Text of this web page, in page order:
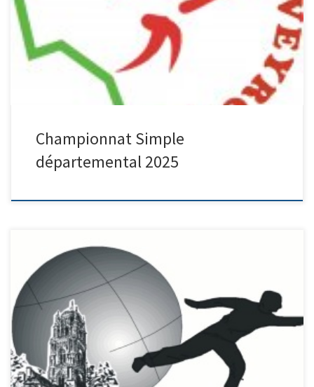
gid=106077880#gid=106077880 Déroulement du Week-end:
Samedi: Pour les M3 et M4: Début des parties à 14H précise
dépôt des licences 13H15. Les joueurs offices peuvent arriver pour
15H15. Dimanche: Pour les F4 et M4 (Qualifiés) début des parties à
8H30. Pour les F3 et M3 (Qualifiés) Début […]
Championnat Simple
départemental 2025
Président : Erick ALET Secrétaire : Daniel FERNANDEZ Trésorier :
Nathalie FONTAINE Boulodrome de Camonil 3 Rue Maréchal
Leclerc – 12000 RODEZ 07.81.73.13.12 – Contact Numéro RNA :
W122008813 N° de parution : 20230028 N° d’annonce : 148 Titre :
RODEZ SPORT BOULES Objet : gestion et animation d’activités
sportives […]